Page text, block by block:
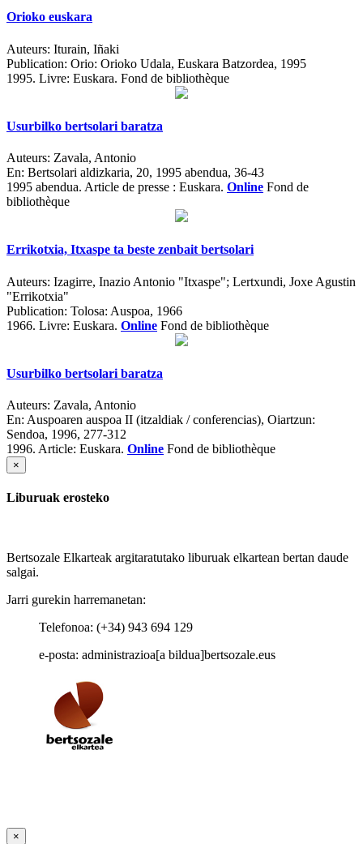
Orioko euskara
Auteurs: Iturain, Iñaki
Publication: Orio: Orioko Udala, Euskara Batzordea, 1995
1995. Livre: Euskara. Fond de bibliothèque
Usurbilko bertsolari baratza
Auteurs: Zavala, Antonio
En: Bertsolari aldizkaria, 20, 1995 abendua, 36-43
1995 abendua. Article de presse : Euskara. Online Fond de
bibliothèque
Errikotxia, Itxaspe ta beste zenbait bertsolari
Auteurs: Izagirre, Inazio Antonio "Itxaspe"; Lertxundi, Joxe Agustin
"Errikotxia"
Publication: Tolosa: Auspoa, 1966
1966. Livre: Euskara. Online Fond de bibliothèque
Usurbilko bertsolari baratza
Auteurs: Zavala, Antonio
En: Auspoaren auspoa II (itzaldiak / conferencias), Oiartzun:
Sendoa, 1996, 277-312
1996. Article: Euskara. Online Fond de bibliothèque
×
Liburuak erosteko
Bertsozale Elkarteak argitaratutako liburuak elkartean bertan daude
salgai.
Jarri gurekin harremanetan:
Telefonoa: (+34) 943 694 129
e-posta: administrazioa[a bildua]bertsozale.eus
×